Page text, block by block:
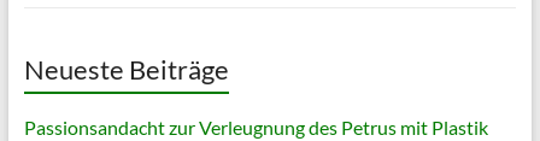
Neueste Beiträge
Passionsandacht zur Verleugnung des Petrus mit Plastik